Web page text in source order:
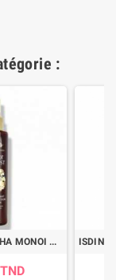
:
INODERMA ALOHA MONOI HAIR MIST SPF15 150 ML